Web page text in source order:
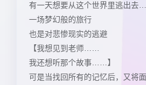
有一天想要从这个世界里逃出去
一场梦幻般的旅行
也是对悲惨现实的逃避
【我想见到老师……
我还想听那个故事……】
可是当找回所有的记忆后，又将